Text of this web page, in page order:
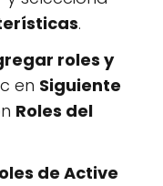
.
roles y
en Siguiente
Roles del
de Active